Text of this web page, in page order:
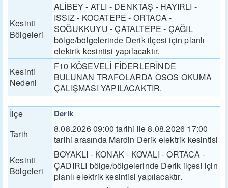
Kesinti
Bölgeleri
ALİBEY - ATLI - DENKTAŞ - HAYIRLI -
ISSIZ - KOCATEPE - ORTACA -
SOĞUKKUYU - ÇATALTEPE - ÇAĞIL
bölge/bölgelerinde Derik ilçesi için planlı
elektrik kesintisi yapılacaktır.
Kesinti
Nedeni
F10 KÖSEVELİ FİDERLERİNDE
BULUNAN TRAFOLARDA OSOS OKUMA
ÇALIŞMASI YAPILACAKTIR.
İlçe Derik
Tarih
8.08.2026 09:00 tarihi ile 8.08.2026 17:00
tarihi arasında Mardin Derik elektrik kesintisi
Kesinti
Bölgeleri
BOYAKLI - KONAK - KOVALI - ORTACA -
ÇADIRLI bölge/bölgelerinde Derik ilçesi için
planlı elektrik kesintisi yapılacaktır.